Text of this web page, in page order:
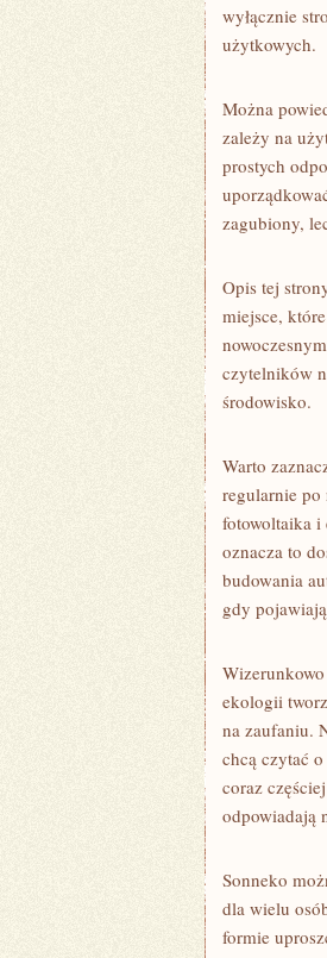
wyłącznie
użytkowych.
Można
zależy na
prostych
zagubiony,
Opis tej
miejsce,
czytelników
środowisko.
Warto
regularnie po
fotowoltaika i
oznacza to
budowania
gdy
ekologii
na zaufaniu.
chcą czytać
coraz
odpowiadają
Sonneko
dla wielu
formie